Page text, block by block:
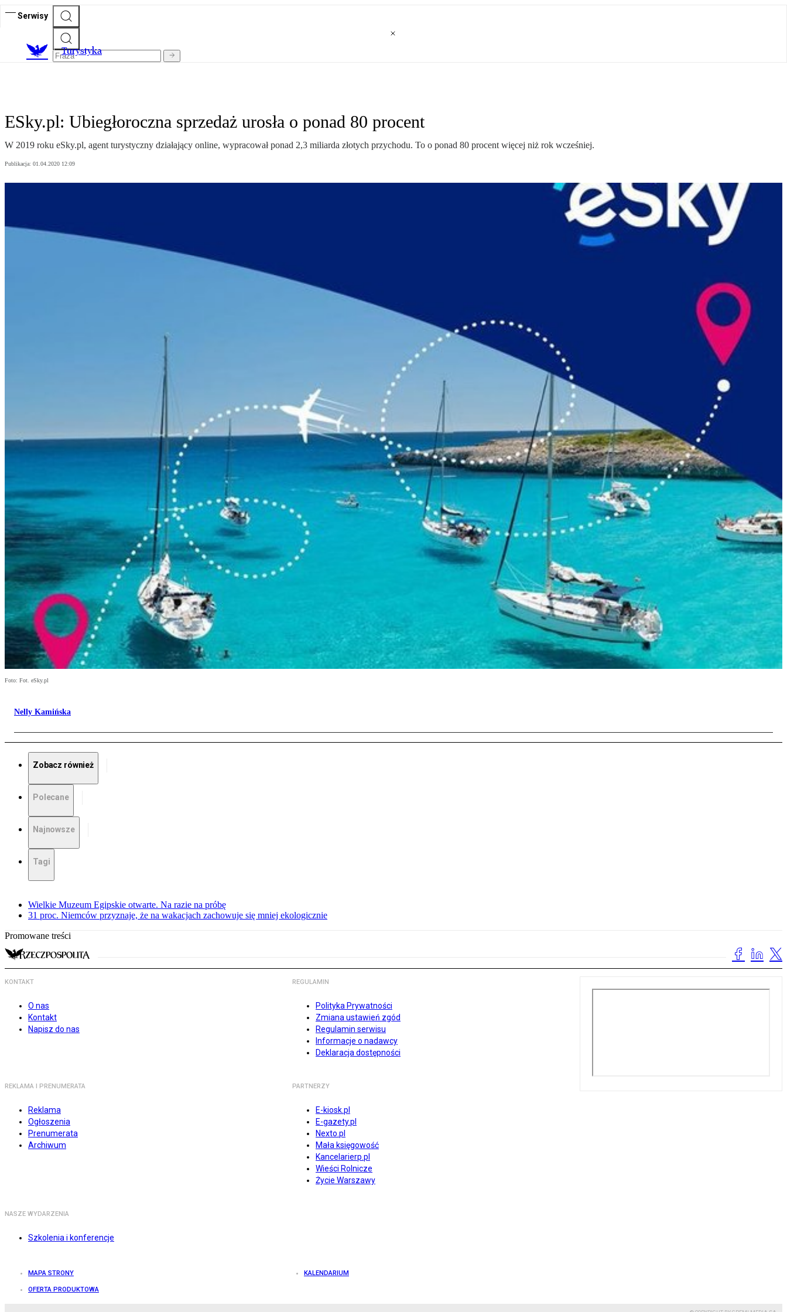
Serwisy
Turystyka
ESky.pl: Ubiegłoroczna sprzedaż urosła o ponad 80 procent
W 2019 roku eSky.pl, agent turystyczny działający online, wypracował ponad 2,3 miliarda złotych przychodu. To o ponad 80 procent więcej niż rok wcześniej.
Publikacja: 01.04.2020 12:09
Foto: Fot. eSky.pl
Nelly Kamińska
Zobacz również
Polecane
Najnowsze
Tagi
Wielkie Muzeum Egipskie otwarte. Na razie na próbę
31 proc. Niemców przyznaje, że na wakacjach zachowuje się mniej ekologicznie
Promowane treści
KONTAKT
O nas
Kontakt
Napisz do nas
REGULAMIN
Polityka Prywatności
Zmiana ustawień zgód
Regulamin serwisu
Informacje o nadawcy
Deklaracja dostępności
REKLAMA I PRENUMERATA
Reklama
Ogłoszenia
Prenumerata
Archiwum
PARTNERZY
E-kiosk.pl
E-gazety.pl
Nexto.pl
Mała księgowość
Kancelarierp.pl
Wieści Rolnicze
Życie Warszawy
NASZE WYDARZENIA
Szkolenia i konferencje
MAPA STRONY KALENDARIUM
OFERTA PRODUKTOWA